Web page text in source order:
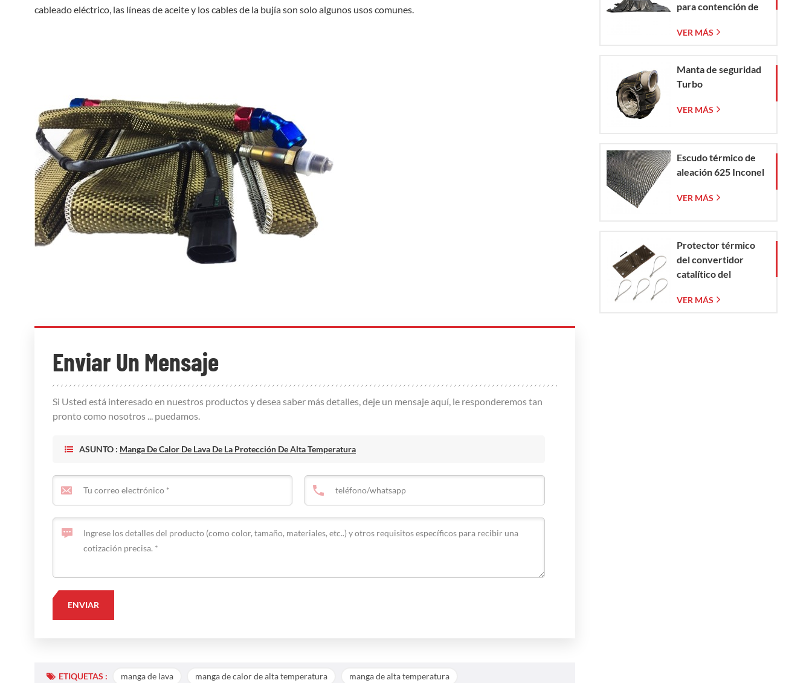
cableado eléctrico, las líneas de aceite y los cables de la bujía son solo algunos usos comunes.
Enviar Un Mensaje
Si Usted está interesado en nuestros productos y desea saber más detalles, deje un mensaje aquí, le responderemos tan
pronto como nosotros ... puedamos.
ASUNTO : Manga De Calor De Lava De La Protección De Alta Temperatura
ETIQUETAS : manga de lava manga de calor de alta temperatura manga de alta temperatura
para contención de
emergencias de
y automóviles
VER MÁS
Manta de seguridad
Turbo
VER MÁS
Escudo térmico de
aleación 625 Inconel
VER MÁS
Protector térmico
del convertidor
catalítico del
2019
VER MÁS